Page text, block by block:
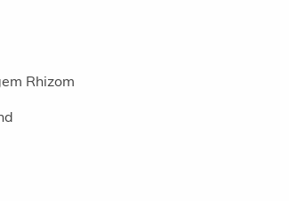
Rhizom